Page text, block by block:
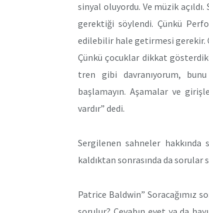
sinyal oluyordu. Ve müzik
gerektiği söylendi. Çünkü
edilebilir hale getirmesi gerekir.
Çünkü çocuklar dikkat
tren gibi davranıyorum,
başlamayın. Aşamalar ve
vardır” dedi.
Sergilenen sahneler
kaldıktan sonrasında da sorular
Patrice Baldwin” Soracağımız